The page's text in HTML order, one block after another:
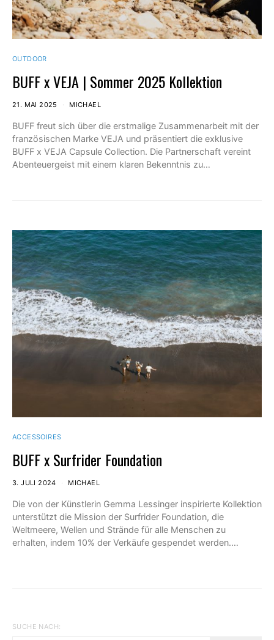
OUTDOOR
BUFF x VEJA | Sommer 2025 Kollektion
21. MAI 2025 MICHAEL
BUFF freut sich über die erstmalige Zusammenarbeit mit der
französischen Marke VEJA und präsentiert die exklusive
BUFF x VEJA Capsule Collection. Die Partnerschaft vereint
Abenteuergeist mit einem klaren Bekenntnis zu…
ACCESSOIRES
BUFF x Surfrider Foundation
3. JULI 2024 MICHAEL
Die von der Künstlerin Gemma Lessinger inspirierte Kollektion
unterstützt die Mission der Surfrider Foundation, die
Weltmeere, Wellen und Strände für alle Menschen zu
erhalten, indem 10% der Verkäufe gespendet werden.…
SUCHE NACH: